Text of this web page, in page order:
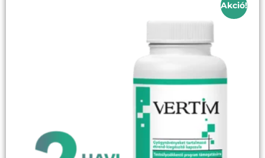
Akció!